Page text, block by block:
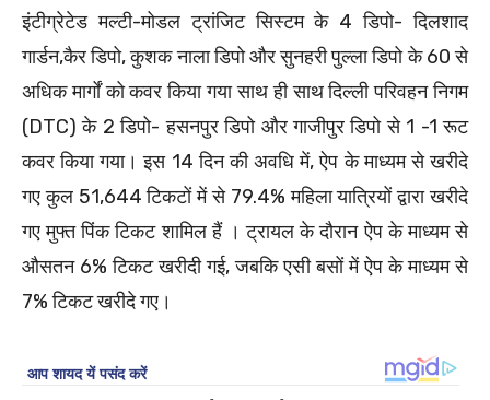
इंटीग्रेटेड मल्टी-मोडल ट्रांजिट सिस्टम के 4 डिपो- दिलशाद
गार्डन,कैर डिपो, कुशक नाला डिपो और सुनहरी पुल्ला डिपो के 60 से
अधिक मार्गों को कवर किया गया साथ ही साथ दिल्ली परिवहन निगम
(DTC) के 2 डिपो- हसनपुर डिपो और गाजीपुर डिपो से 1 -1 रूट
कवर किया गया। इस 14 दिन की अवधि में, ऐप के माध्यम से खरीदे
गए कुल 51,644 टिकटों में से 79.4% महिला यात्रियों द्वारा खरीदे
गए मुफ्त पिंक टिकट शामिल हैं । ट्रायल के दौरान ऐप के माध्यम से
औसतन 6% टिकट खरीदी गई, जबकि एसी बसों में ऐप के माध्यम से
7% टिकट खरीदे गए।